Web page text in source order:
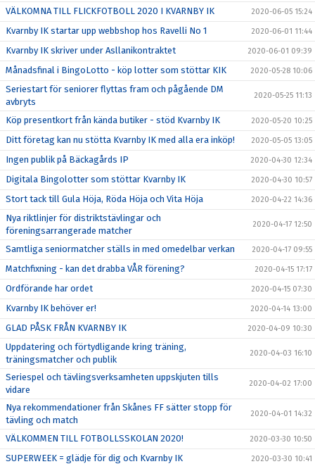
VÄLKOMNA TILL FLICKFOTBOLL 2020 I KVARNBY IK 2020-06-05 15:24
Kvarnby IK startar upp webbshop hos Ravelli No 1 2020-06-01 11:44
Kvarnby IK skriver under Asllanikontraktet 2020-06-01 09:39
Månadsfinal i BingoLotto - köp lotter som stöttar KIK 2020-05-28 10:06
Seriestart för seniorer flyttas fram och pågående DM
avbryts
2020-05-25 11:13
Köp presentkort från kända butiker - stöd Kvarnby IK 2020-05-20 10:25
Ditt företag kan nu stötta Kvarnby IK med alla era inköp! 2020-05-05 13:05
Ingen publik på Bäckagårds IP 2020-04-30 12:34
Digitala Bingolotter som stöttar Kvarnby IK 2020-04-30 10:57
Stort tack till Gula Höja, Röda Höja och Vita Höja 2020-04-22 14:36
Nya riktlinjer för distriktstävlingar och
föreningsarrangerade matcher
2020-04-17 12:50
Samtliga seniormatcher ställs in med omedelbar verkan 2020-04-17 09:55
Matchfixning - kan det drabba VÅR förening? 2020-04-15 17:17
Ordförande har ordet 2020-04-15 07:30
Kvarnby IK behöver er! 2020-04-14 13:00
GLAD PÅSK FRÅN KVARNBY IK 2020-04-09 10:30
Uppdatering och förtydligande kring träning,
träningsmatcher och publik
2020-04-03 16:10
Seriespel och tävlingsverksamheten uppskjuten tills
vidare
2020-04-02 17:00
Nya rekommendationer från Skånes FF sätter stopp för
tävling och match
2020-04-01 14:32
VÄLKOMMEN TILL FOTBOLLSSKOLAN 2020! 2020-03-30 10:50
SUPERWEEK = glädje för dig och Kvarnby IK 2020-03-30 10:41